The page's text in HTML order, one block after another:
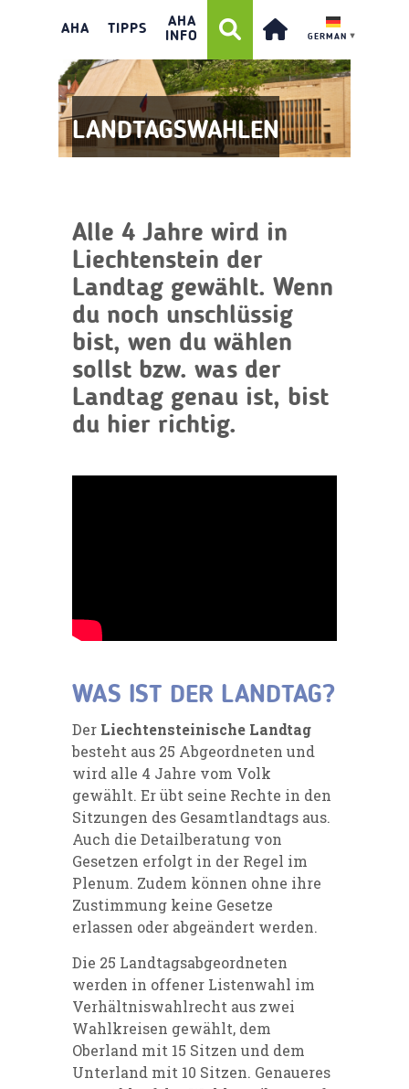
AHA TIPPS
AHA
INFO
GERMAN ▼
LANDTAGSWAHLEN
Alle 4 Jahre wird in
Liechtenstein der
Landtag gewählt. Wenn
du noch unschlüssig
bist, wen du wählen
sollst bzw. was der
Landtag genau ist, bist
du hier richtig.
WAS IST DER LANDTAG?
Der Liechtensteinische Landtag
besteht aus 25 Abgeordneten und
wird alle 4 Jahre vom Volk
gewählt. Er übt seine Rechte in den
Sitzungen des Gesamtlandtags aus.
Auch die Detailberatung von
Gesetzen erfolgt in der Regel im
Plenum. Zudem können ohne ihre
Zustimmung keine Gesetze
erlassen oder abgeändert werden.
Die 25 Landtagsabgeordneten
werden in offener Listenwahl im
Verhältniswahlrecht aus zwei
Wahlkreisen gewählt, dem
Oberland mit 15 Sitzen und dem
Unterland mit 10 Sitzen. Genaueres